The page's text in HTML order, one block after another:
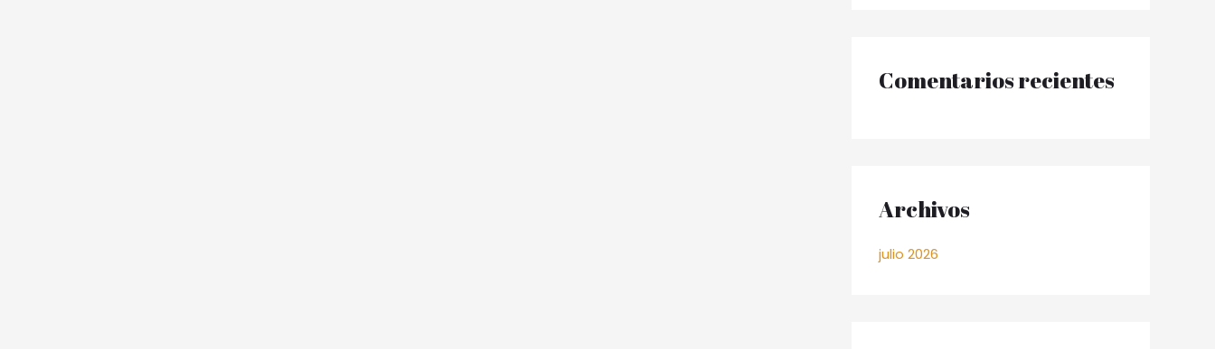
Comentarios recientes
Archivos
julio 2026